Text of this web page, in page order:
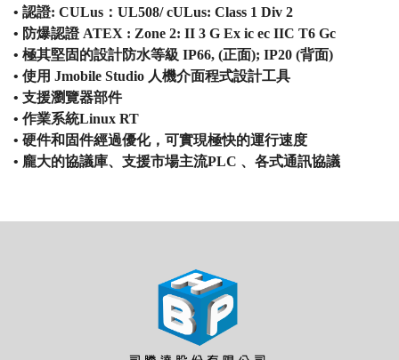
• 認證: CULus：UL508/ cULus: Class 1 Div 2
• 防爆認證 ATEX : Zone 2: II 3 G Ex ic ec IIC T6 Gc
• 極其堅固的設計防水等級 IP66, (正面); IP20 (背面)
• 使用 Jmobile Studio 人機介面程式設計工具
• 支援瀏覽器部件
• 作業系統Linux RT
• 硬件和固件經過優化，可實現極快的運行速度
• 龐大的協議庫、支援市場主流PLC 、各式通訊協議